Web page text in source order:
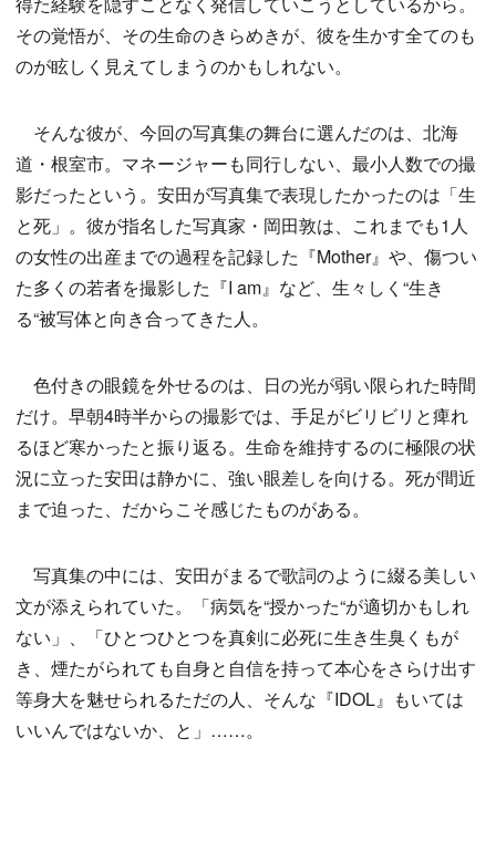
その覚悟が、その生命のきらめきが、彼を生かす全てのも
のが眩しく見えてしまうのかもしれない。
そんな彼が、今回の写真集の舞台に選んだのは、北海
道・根室市。マネージャーも同行しない、最小人数での撮
影だったという。安田が写真集で表現したかったのは「生
と死」。彼が指名した写真家・岡田敦は、これまでも1人
の女性の出産までの過程を記録した『Mother』や、傷つい
た多くの若者を撮影した『I am』など、生々しく“生き
る“被写体と向き合ってきた人。
色付きの眼鏡を外せるのは、日の光が弱い限られた時間
だけ。早朝4時半からの撮影では、手足がビリビリと痺れ
るほど寒かったと振り返る。生命を維持するのに極限の状
況に立った安田は静かに、強い眼差しを向ける。死が間近
まで迫った、だからこそ感じたものがある。
写真集の中には、安田がまるで歌詞のように綴る美しい
文が添えられていた。「病気を“授かった“が適切かもしれ
ない」、「ひとつひとつを真剣に必死に生き生臭くもが
き、煙たがられても自身と自信を持って本心をさらけ出す
等身大を魅せられるただの人、そんな『IDOL』もいては
いいんではないか、と」……。